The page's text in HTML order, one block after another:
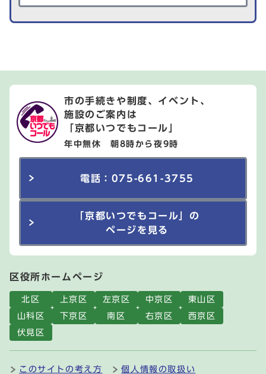
市の手続きや制度、イベント、
施設のご案内は
「京都いつでもコール」
年中無休 朝8時から夜9時
電話：075-661-3755
「京都いつでもコール」の
ページを見る
区役所ホームページ
北区 上京区 左京区 中京区
東山区
山科区
下京区 南区 右京区
西京区
伏見区
このサイトの考え方 個人情報の取扱い